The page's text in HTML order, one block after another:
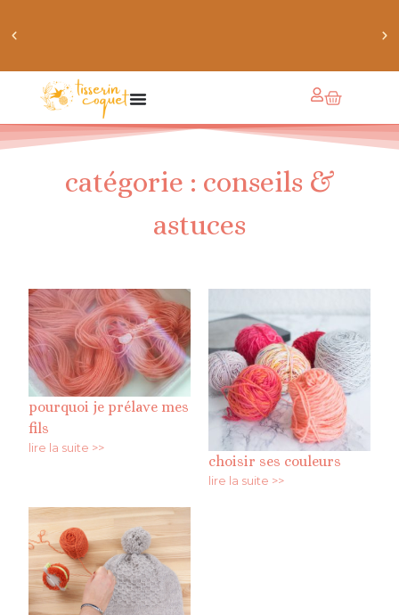
chaussettes douillettes :: le livre de chaussettes pour
petits et grands
catégorie : conseils &
astuces
pourquoi je prélave mes
fils
lire la suite >>
choisir ses couleurs
lire la suite >>